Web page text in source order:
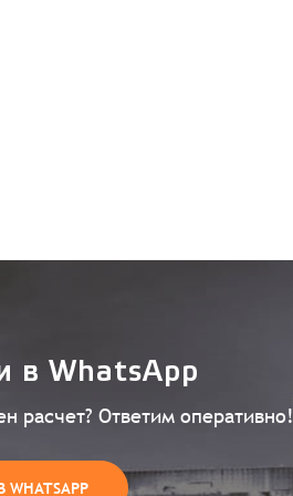
в WhatsApp
расчет? Ответим оперативно!